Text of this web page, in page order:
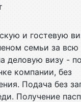
и гостевую
семьи за
деловую визу -
компании, без
Подача без
Получение